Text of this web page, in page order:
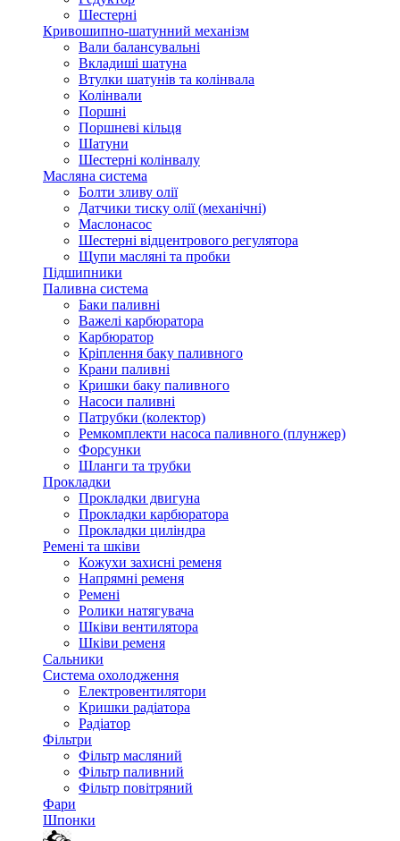
Шестерні
Кривошипно-шатунний механізм
Вали балансувальні
Вкладиші шатуна
Втулки шатунів та колінвала
Колінвали
Поршні
Поршневі кільця
Шатуни
Шестерні колінвалу
Масляна система
Болти зливу олії
Датчики тиску олії (механічні)
Маслонасос
Шестерні відцентрового регулятора
Щупи масляні та пробки
Підшипники
Паливна система
Баки паливні
Важелі карбюратора
Карбюратор
Кріплення баку паливного
Крани паливні
Кришки баку паливного
Насоси паливні
Патрубки (колектор)
Ремкомплекти насоса паливного (плунжер)
Форсунки
Шланги та трубки
Прокладки
Прокладки двигуна
Прокладки карбюратора
Прокладки циліндра
Ремені та шківи
Кожухи захисні ременя
Напрямні ременя
Ремені
Ролики натягувача
Шківи вентилятора
Шківи ременя
Сальники
Система охолодження
Електровентилятори
Кришки радіатора
Радіатор
Фільтри
Фільтр масляний
Фільтр паливний
Фільтр повітряний
Фари
Шпонки